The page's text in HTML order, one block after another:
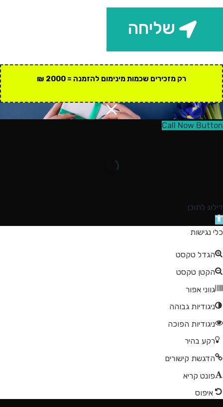
שליחה
רק מזכירים שכמות מינימום להזמנה = 2000 ₪
Call Now Button
דילוג לתוכן
פתח
סרגל
כלי נגישות
הגדל טקסט
הקטן טקסט
גווני אפור
ניגודיות גבוהה
ניגודיות הפוכה
רקע בהיר
הדגשת קישורים
פונט קריא
איפוס